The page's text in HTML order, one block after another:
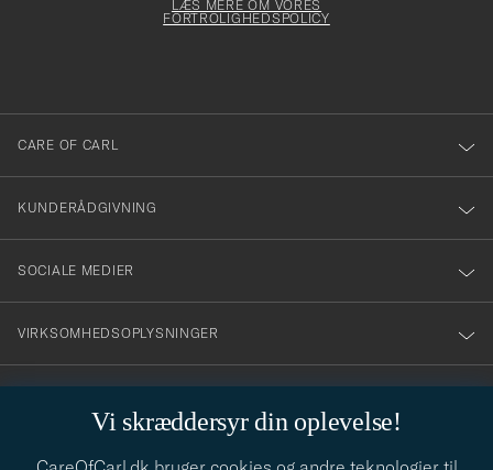
Vi skræddersyr din oplevelse!
dig
till
vårt
nyhetsbrev!
LÆS MERE OM VORES
FORTROLIGHEDSPOLICY
CARE OF CARL
KUNDERÅDGIVNING
SOCIALE MEDIER
VIRKSOMHEDSOPLYSNINGER
Behøver du hjælp til at finde din stil? Lad os hjælpe dig, vi hjælper